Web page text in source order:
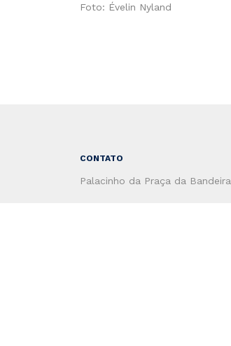
Foto: Évelin Nyland
CONTATO
Palacinho da Praça da Bandeira